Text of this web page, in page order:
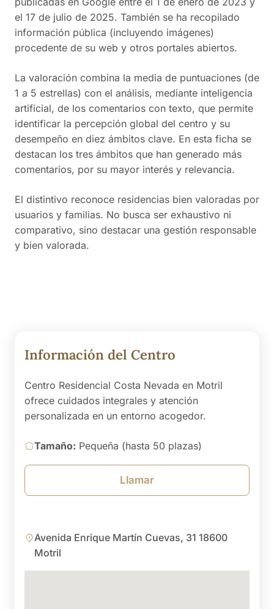
el 17 de julio de 2025. También se ha recopilado
información pública (incluyendo imágenes)
procedente de su web y otros portales abiertos.
La valoración combina la media de puntuaciones (de
1 a 5 estrellas) con el análisis, mediante inteligencia
artificial, de los comentarios con texto, que permite
identificar la percepción global del centro y su
desempeño en diez ámbitos clave. En esta ficha se
destacan los tres ámbitos que han generado más
comentarios, por su mayor interés y relevancia.
El distintivo reconoce residencias bien valoradas por
usuarios y familias. No busca ser exhaustivo ni
comparativo, sino destacar una gestión responsable
y bien valorada.
Información del Centro
Centro Residencial Costa Nevada en Motril
ofrece cuidados integrales y atención
personalizada en un entorno acogedor.
Tamaño: Pequeña (hasta 50 plazas)
Llamar
Avenida Enrique Martín Cuevas, 31 18600
Motril